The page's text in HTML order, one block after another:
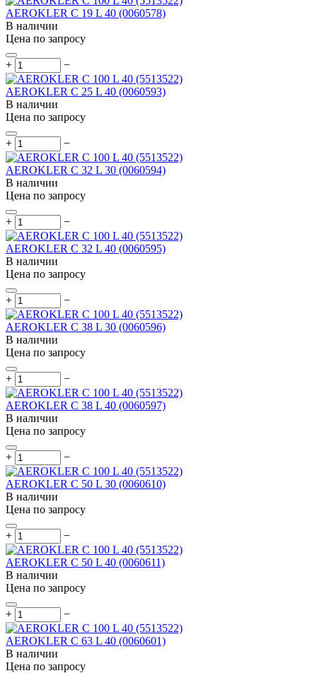
AEROKLER C 19 L 40 (0060578)
В наличии
Цена по запросу
+ −
AEROKLER C 25 L 40 (0060593)
В наличии
Цена по запросу
+ −
AEROKLER C 32 L 30 (0060594)
В наличии
Цена по запросу
+ −
AEROKLER C 32 L 40 (0060595)
В наличии
Цена по запросу
+ −
AEROKLER C 38 L 30 (0060596)
В наличии
Цена по запросу
+ −
AEROKLER C 38 L 40 (0060597)
В наличии
Цена по запросу
+ −
AEROKLER C 50 L 30 (0060610)
В наличии
Цена по запросу
+ −
AEROKLER C 50 L 40 (0060611)
В наличии
Цена по запросу
+ −
AEROKLER C 63 L 40 (0060601)
В наличии
Цена по запросу